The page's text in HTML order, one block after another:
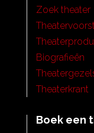
Zoek theater
Biografieën
Theaterkrant
Boek een